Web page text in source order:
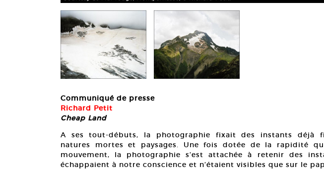
Communiqué de presse
Richard Petit
Cheap Land
A ses tout-débuts, la photographie fixait des instants déjà
natures mortes et paysages. Une fois dotée de la rapidité
mouvement, la photographie s’est attachée à retenir des
échappaient à notre conscience et n’étaient visibles que sur le